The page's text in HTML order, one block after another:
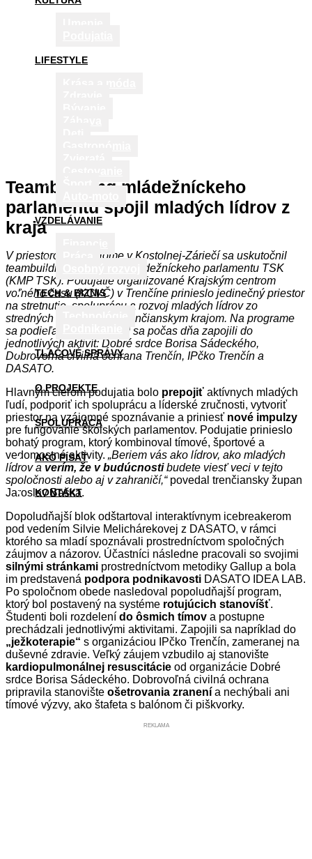
LIFESTYLE
VZDELÁVANIE
TECH & BIZNIS
TLAČOVÉ SPRÁVY
O PROJEKTE
SPOLUPRÁCA
AKO PÍSAŤ
KONTAKT
Teambuilding mládežníckeho
parlamentu spojil mladých lídrov z
kraja
V priestoroch EduHome v Kostolnej-Záriečí sa uskutočnil
teambuilding Krajského mládežníckeho parlamentu TSK
(KMP TSK). Podujatie organizované Krajským centrom
voľného času (KCVČ) v Trenčíne prinieslo jedinečný priestor
na stretnutie, spoluprácu a rozvoj mladých lídrov zo
stredných škôl naprieč Trenčianskym krajom. Na programe
sa podieľali partneri, ktorí sa počas dňa zapojili do
jednotlivých aktivít: Dobré srdce Borisa Sádeckého,
Dobrovoľná civilná ochrana Trenčín, IPčko Trenčín a
DASATO.
Hlavným cieľom podujatia bolo prepojiť aktívnych mladých
ľudí, podporiť ich spoluprácu a líderské zručnosti, vytvoriť
priestor na vzájomné spoznávanie a priniesť nové impulzy
pre fungovanie školských parlamentov. Podujatie prinieslo
bohatý program, ktorý kombinoval tímové, športové a
vedomostné aktivity. „Beriem vás ako lídrov, ako mladých
lídrov a verím, že v budúcnostibudete viesť veci v tejto
spoločnosti alebo aj v zahraničí,“povedal trenčiansky župan
Jaroslav Baška.
Dopoludňajší blok odštartoval interaktívnym icebreakerom
pod vedením Silvie Melichárekovej z DASATO, v rámci
ktorého sa mladí spoznávali prostredníctvom spoločných
záujmov a názorov. Účastníci následne pracovali so svojimi
silnými stránkami prostredníctvom metodiky Gallup a bola
im predstavená podpora podnikavosti DASATO IDEA LAB.
Po spoločnom obede nasledoval popoludňajší program,
ktorý bol postavený na systéme rotujúcich stanovíšť.
Študenti boli rozdelení do ôsmich tímov a postupne
prechádzali jednotlivými aktivitami. Zapojili sa napríklad do
„ježkoterapie“ s organizáciou IPčko Trenčín, zameranej na
duševné zdravie. Veľký záujem vzbudilo aj stanovište
kardiopulmonálnej resuscitácie od organizácie Dobré
srdce Borisa Sádeckého. Dobrovoľná civilná ochrana
pripravila stanovište ošetrovania zranení a nechýbali ani
tímové výzvy, ako štafeta s balónom či piškvorky.
REKLAMA